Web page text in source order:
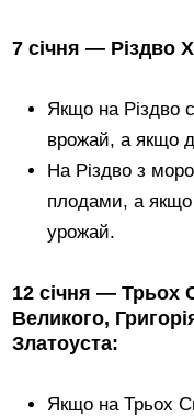
7 січня — Різдво
Якщо на Різдво
врожай, а якщо
На Різдво з
плодами, а
урожай.
12 січня — Трьох
Великого,
Златоуста:
Якщо на Трьох